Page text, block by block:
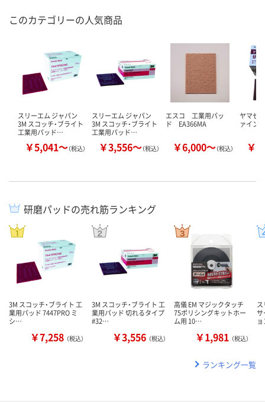
このカテゴリーの人気商品
スリーエム ジャパン
3M スコッチ・ブライト
工業用パッド…
￥5,041～（税込）
スリーエム ジャパン
3M スコッチ・ブライト
工業用パッド…
￥3,556～（税込）
エスコ 工業用パッ
ド EA366MA
￥6,000～（税込）
ヤマゼ
ァイン
￥
研磨パッドの売れ筋ランキング
3M スコッチ・ブライト 工
業用パッド 7447PRO ミ
シ…
￥7,258 （税込）
3M スコッチ・ブライト 工
業用パッド 切れるタイプ
#32…
￥3,556 （税込）
高儀 EM マジックタッチ
75ポリシングキットホー
ム用 10…
￥1,981 （税込）
サ
ランキング一覧